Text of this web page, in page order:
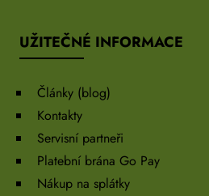
UŽITEČNÉ INFORMACE
Články (blog)
Kontakty
Servisní partneři
Platební brána Go Pay
Nákup na splátky